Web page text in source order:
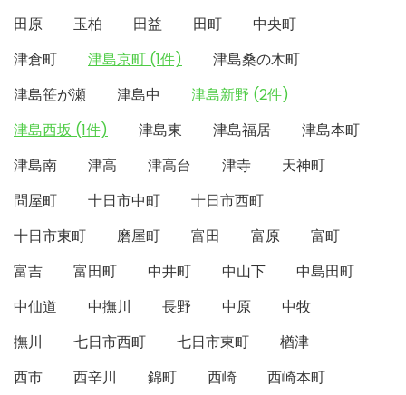
田原
玉柏 田益 田町
中央町
津倉町
津島京町 (1件)
津島桑の木町
津島笹が瀬
津島中
津島新野 (2件)
津島西坂 (1件)
津島東 津島福居
津島本町
津島南
津高 津高台 津寺
天神町
問屋町
十日市中町
十日市西町
十日市東町
磨屋町 富田 富原
富町
富吉
富田町 中井町 中山下
中島田町
中仙道
中撫川 長野 中原
中牧
撫川
七日市西町 七日市東町
楢津
西市
西辛川 錦町 西崎
西崎本町